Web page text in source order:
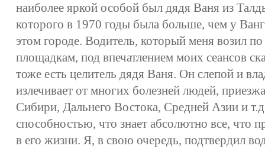
наиболее яркой особой был дядя Ваня из
которого в 1970 годы была больше, чем у
этом городе. Водитель, который меня возил
площадкам, под впечатлением моих сеансов
тоже есть целитель дядя Ваня. Он слепой и
излечивает от многих болезней людей,
Сибири, Дальнего Востока, Средней Азии и
способностью, что знает абсолютно все, что
в его жизни. Я, в свою очередь, подтвердил